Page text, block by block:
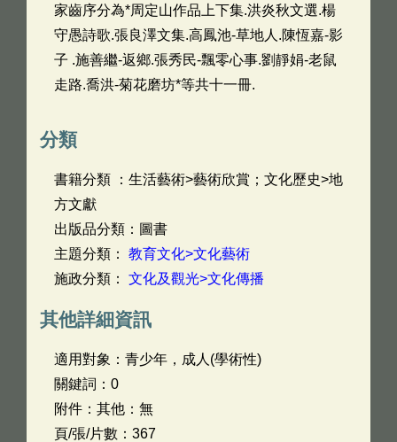
家齒序分為*周定山作品上下集.洪炎秋文選.楊
守愚詩歌.張良澤文集.高鳳池-草地人.陳恆嘉-影
子 .施善繼-返鄉.張秀民-飄零心事.劉靜娟-老鼠
走路.喬洪-菊花磨坊*等共十一冊.
分類
書籍分類 ：生活藝術>藝術欣賞；文化歷史>地
方文獻
出版品分類：圖書
主題分類： 教育文化>文化藝術
施政分類： 文化及觀光>文化傳播
其他詳細資訊
適用對象：青少年，成人(學術性)
關鍵詞：0
附件：其他：無
頁/張/片數：367